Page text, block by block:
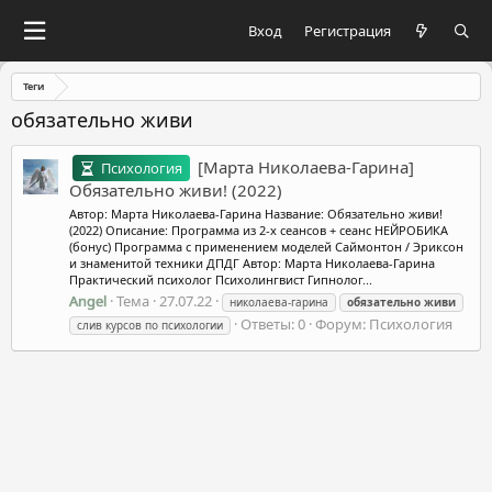
Вход Регистрация
Теги
обязательно живи
Психология
[Марта Николаева-Гарина]
Обязательно живи! (2022)
Автор: Марта Николаева-Гарина Название: Обязательно живи!
(2022) Описание: Программа из 2-х сеансов + сеанс НЕЙРОБИКА
(бонус) Программа с применением моделей Саймонтон / Эриксон
и знаменитой техники ДПДГ Автор: Марта Николаева-Гарина
Практический психолог Психолингвист Гипнолог...
Angel Тема 27.07.22 николаева-гарина обязательно живи
слив курсов по психологии
Ответы: 0 Форум: Психология